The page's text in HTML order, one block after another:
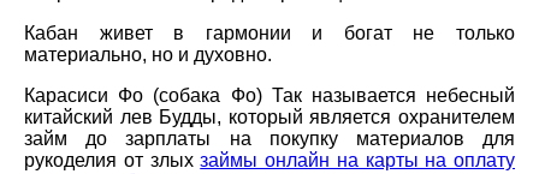
Кабан живет в гармонии и богат не только
материально, но и духовно.
Карасиси Фо (собака Фо) Так называется небесный
китайский лев Будды, который является охранителем
займ до зарплаты на покупку материалов для
рукоделия от злыхзаймы онлайн на карты на оплату